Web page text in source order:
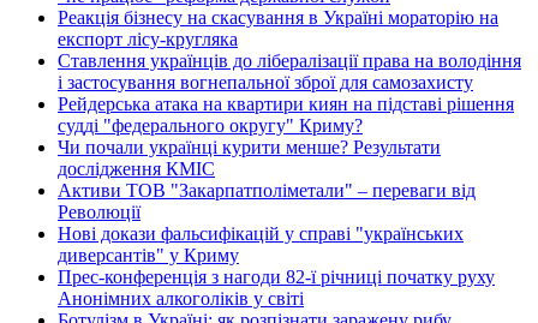
Реакція бізнесу на скасування в Україні мораторію на
експорт лісу-кругляка
Ставлення українців до лібералізації права на володіння
і застосування вогнепальної зброї для самозахисту
Рейдерська атака на квартири киян на підставі рішення
судді "федерального округу" Криму?
Чи почали українці курити менше? Результати
дослідження КМІС
Активи ТОВ "Закарпатполіметали" – переваги від
Революції
Нові докази фальсифікацій у справі "українських
диверсантів" у Криму
Прес-конференція з нагоди 82-ї річниці початку руху
Анонімних алкоголіків у світі